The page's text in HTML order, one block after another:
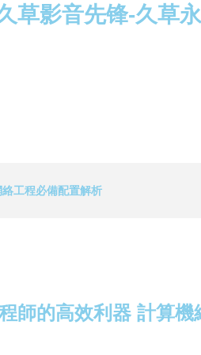
草影音先锋-久草
工程必備配置解析
師的高效利器 計算機